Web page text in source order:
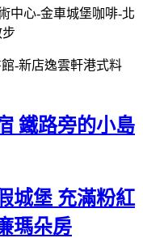
中心-金車城堡咖啡-北
-新店逸雲軒港式料
鐵路旁的小島
城堡 充滿粉紅
瑪朵房